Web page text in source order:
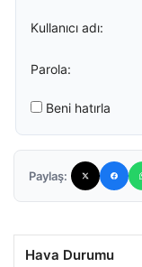
Kullanıcı adı:
Parola:
Beni hatırla
Paylaş:
Hava Durumu